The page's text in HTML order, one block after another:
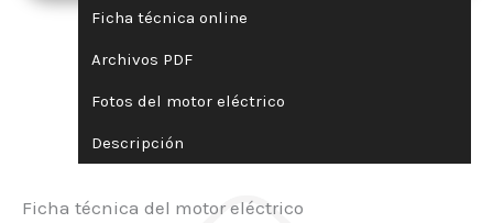
Ficha técnica online
Archivos PDF
Fotos del motor eléctrico
Descripción
Ficha técnica del motor eléctrico